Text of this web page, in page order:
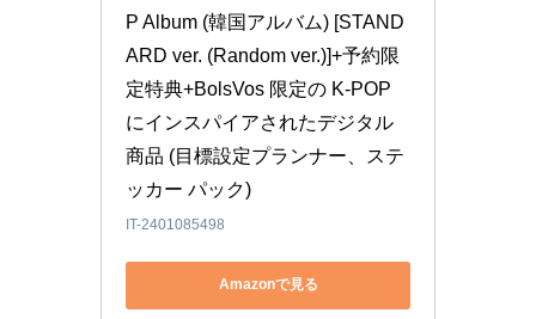
P Album (韓国アルバム) [STAND
ARD ver. (Random ver.)]+予約限
定特典+BolsVos 限定の K-POP
にインスパイアされたデジタル
商品 (目標設定プランナー、ステ
ッカー パック)
IT-2401085498
Amazonで見る